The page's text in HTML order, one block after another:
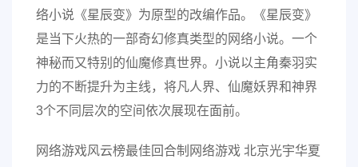
络小说《星辰变》为原型的改编作品。《星辰变》
是当下火热的一部奇幻修真类型的网络小说。一个
神秘而又特别的仙魔修真世界。小说以主角秦羽实
力的不断提升为主线，将凡人界、仙魔妖界和神界
3个不同层次的空间依次展现在面前。
网络游戏风云榜最佳回合制网络游戏 北京光宇华夏